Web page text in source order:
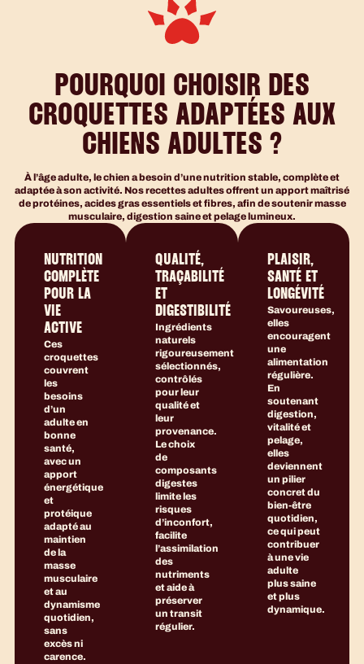
POURQUOI CHOISIR DES
CROQUETTES ADAPTÉES AUX
CHIENS ADULTES ?
À l’âge adulte, le chien a besoin d’une nutrition stable, complète et
adaptée à son activité. Nos recettes adultes offrent un apport maîtrisé
de protéines, acides gras essentiels et fibres, afin de soutenir masse
musculaire, digestion saine et pelage lumineux.
NUTRITION
COMPLÈTE
POUR LA
VIE
ACTIVE
Ces
croquettes
couvrent
les
besoins
d’un
adulte en
bonne
santé,
avec un
apport
énergétique
et
protéique
adapté au
maintien
de la
masse
musculaire
et au
dynamisme
quotidien,
sans
excès ni
carence.
QUALITÉ,
TRAÇABILITÉ
ET
DIGESTIBILITÉ
Ingrédients
naturels
rigoureusement
sélectionnés,
contrôlés
pour leur
qualité et
leur
provenance.
Le choix
de
composants
digestes
limite les
risques
d’inconfort,
facilite
l’assimilation
des
nutriments
et aide à
préserver
un transit
régulier.
PLAISIR,
SANTÉ ET
LONGÉVITÉ
Savoureuses,
elles
encouragent
une
alimentation
régulière.
En
soutenant
digestion,
vitalité et
pelage,
elles
deviennent
un pilier
concret du
bien-être
quotidien,
ce qui peut
contribuer
à une vie
adulte
plus saine
et plus
dynamique.